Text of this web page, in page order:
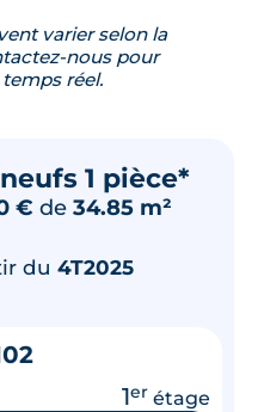
varier selon la
nous pour
réel.
1 pièce*
€ de 34.85 m²
du 4T2025
1er étage